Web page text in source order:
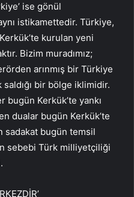
ise gönül
istikamettedir. Türkiye,
kurulan yeni
Bizim muradımız;
arınmış bir Türkiye
bir bölge iklimidir.
bugün Kerkük’te yankı
dualar bugün Kerkük’te
sadakat bugün temsil
sebebi Türk milliyetçiliği